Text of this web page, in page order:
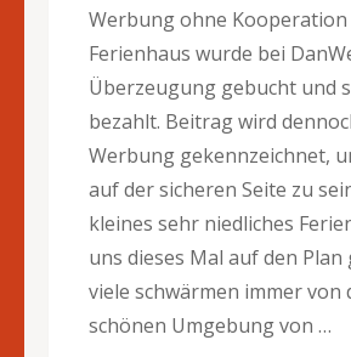
Werbung ohne Kooperation
Ferienhaus wurde bei
Überzeugung gebucht und
bezahlt. Beitrag wird
Werbung gekennzeichnet,
auf der sicheren Seite zu
kleines sehr niedliches
uns dieses Mal auf den
viele schwärmen immer von
schönen Umgebung von …